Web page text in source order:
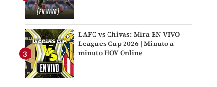
LAFC vs Chivas: Mira EN VIVO
Leagues Cup 2026 | Minuto a
minuto HOY Online